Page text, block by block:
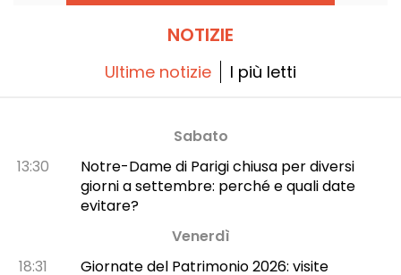
NOTIZIE
Ultime notizie I più letti
Sabato
13:30
Notre-Dame di Parigi chiusa per diversi
giorni a settembre: perché e quali date
evitare?
Venerdì
18:31
Giornate del Patrimonio 2026: visite